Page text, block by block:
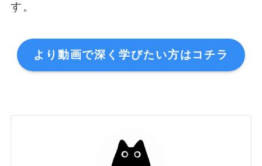
す。
より動画で深く学びたい方はコチラ